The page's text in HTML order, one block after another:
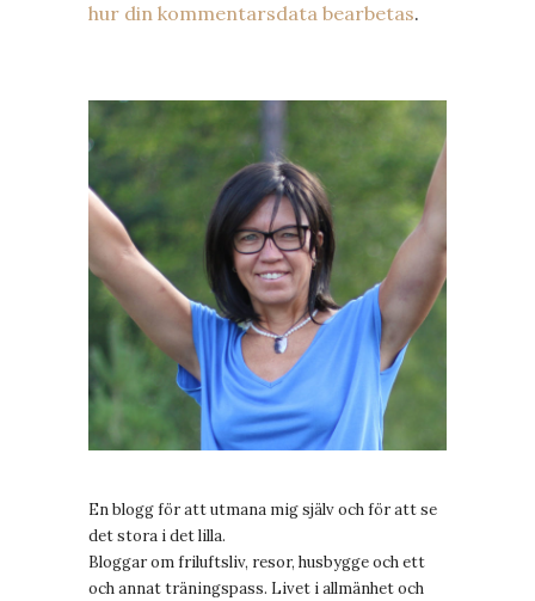
hur din kommentarsdata bearbetas.
En blogg för att utmana mig själv och för att se
det stora i det lilla.
Bloggar om friluftsliv, resor, husbygge och ett
och annat träningspass. Livet i allmänhet och